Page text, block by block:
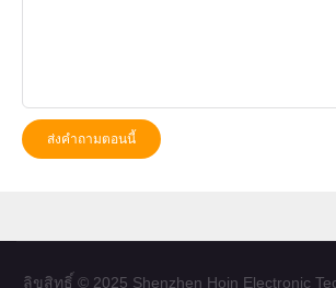
ส่งคำถามตอนนี้
ลิขสิทธิ์ © 2025 Shenzhen Hoin Electronic